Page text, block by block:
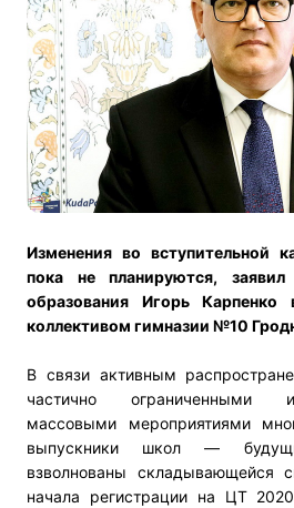
Изменения во вступительной
пока не планируются,
образования Игорь
коллективом гимназии №10
В связи активным
частично ограниченными
массовыми мероприятиями м
выпускники школ —
взволнованы складывающейся
начала регистрации на ЦТ